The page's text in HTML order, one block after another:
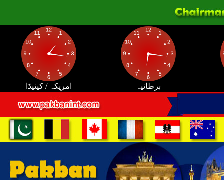
امریکہ / کینیڈا برطانیہ